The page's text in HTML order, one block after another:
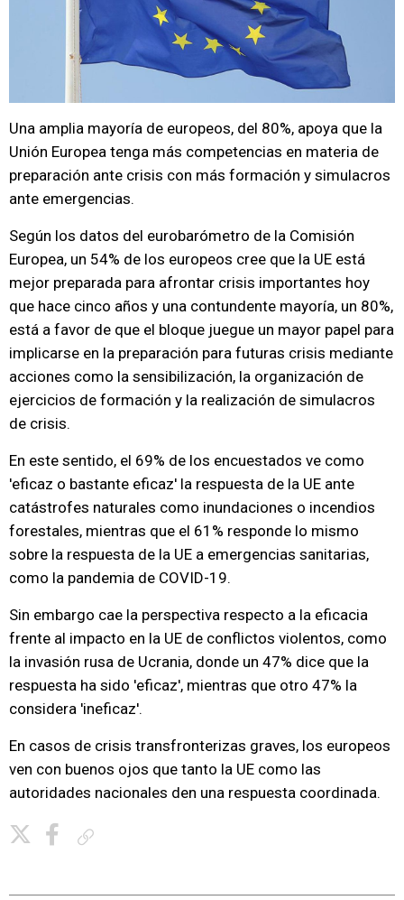
Una amplia mayoría de europeos, del 80%, apoya que la
Unión Europea tenga más competencias en materia de
preparación ante crisis con más formación y simulacros
ante emergencias.
Según los datos del eurobarómetro de la Comisión
Europea, un 54% de los europeos cree que la UE está
mejor preparada para afrontar crisis importantes hoy
que hace cinco años y una contundente mayoría, un 80%,
está a favor de que el bloque juegue un mayor papel para
implicarse en la preparación para futuras crisis mediante
acciones como la sensibilización, la organización de
ejercicios de formación y la realización de simulacros
de crisis.
En este sentido, el 69% de los encuestados ve como
'eficaz o bastante eficaz' la respuesta de la UE ante
catástrofes naturales como inundaciones o incendios
forestales, mientras que el 61% responde lo mismo
sobre la respuesta de la UE a emergencias sanitarias,
como la pandemia de COVID-19.
Sin embargo cae la perspectiva respecto a la eficacia
frente al impacto en la UE de conflictos violentos, como
la invasión rusa de Ucrania, donde un 47% dice que la
respuesta ha sido 'eficaz', mientras que otro 47% la
considera 'ineficaz'.
En casos de crisis transfronterizas graves, los europeos
ven con buenos ojos que tanto la UE como las
autoridades nacionales den una respuesta coordinada.